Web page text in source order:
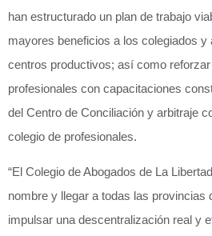
han estructurado un plan de trabajo
mayores beneficios a los colegiados
centros productivos; así como
profesionales con capacitaciones
del Centro de Conciliación y arbitraje
colegio de profesionales.
“El Colegio de Abogados de La
nombre y llegar a todas las provincias
impulsar una descentralización real y